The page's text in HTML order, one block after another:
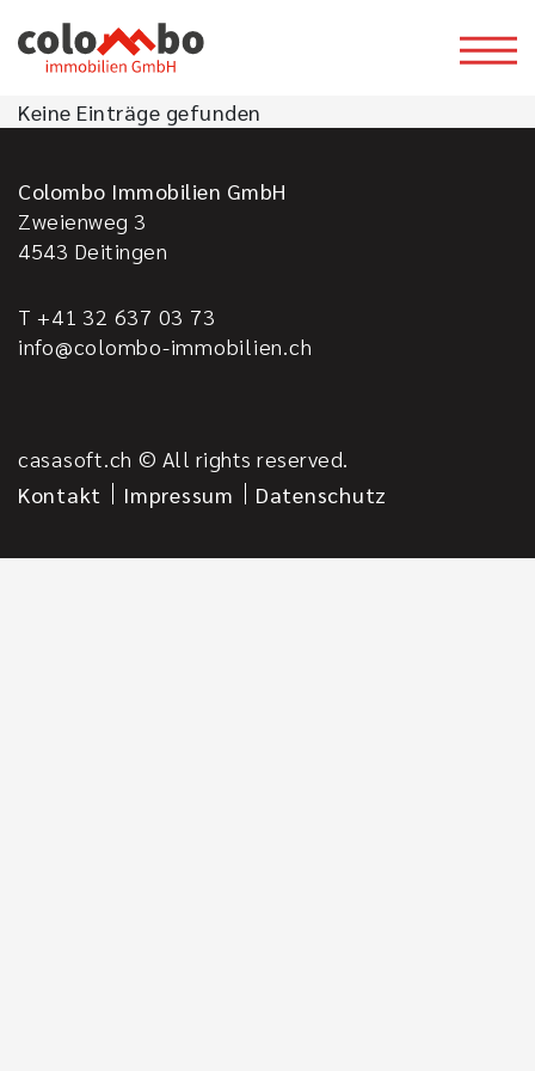
Keine Einträge gefunden
Colombo Immobilien GmbH
Zweienweg 3
4543 Deitingen
T +41 32 637 03 73
info@colombo-immobilien.ch
casasoft.ch © All rights reserved.
Kontakt
Impressum Datenschutz